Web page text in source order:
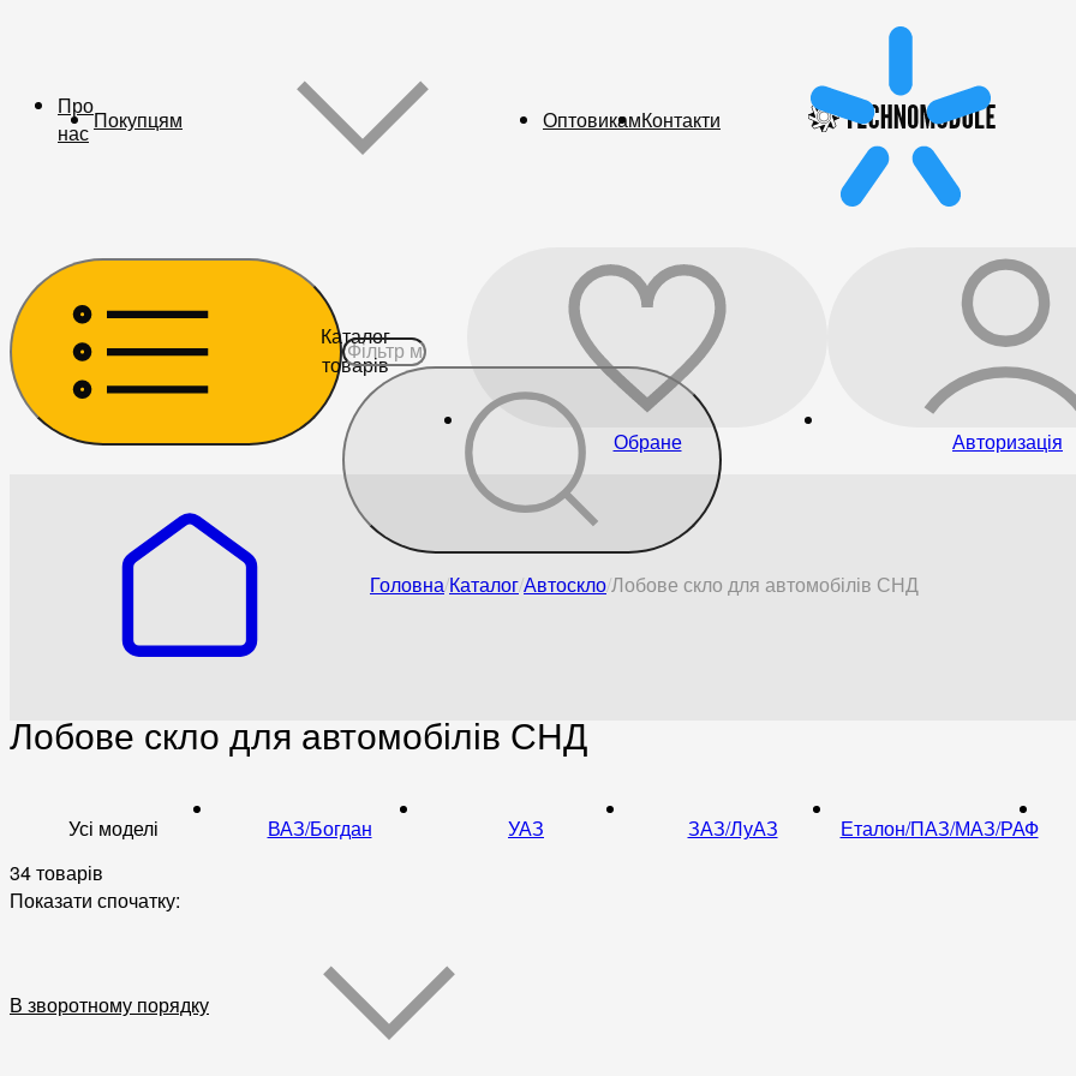
Про
нас Покупцям ОптовикамКонтакти
Каталог
товарів
Обране Авторизація
Головна КаталогАвтоскло Лобове скло для автомобілів СНД
Лобове скло для автомобілів СНД
Усі моделі ВАЗ/Богдан УАЗ ЗАЗ/ЛуАЗ
Еталон/ПАЗ/МАЗ/РАФ
34 товарів
Показати спочатку:
В зворотному порядку